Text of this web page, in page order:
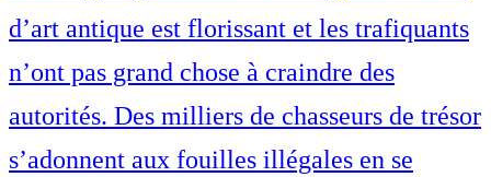
d’art antique est florissant et les trafiquants
n’ont pas grand chose à craindre des
autorités. Des milliers de chasseurs de trésor
s’adonnent aux fouilles illégales en se